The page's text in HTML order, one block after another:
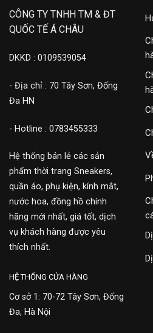
CÔNG TY TNHH TM & ĐT
QUỐC TẾ Á CHÂU
DKKD : 0109539054
- Địa chỉ : 70 Tây Sơn, Đống
Đa HN
- Hotline : 0783455333
Hệ thống bán lẻ các sản
phẩm thời trang Sneakers,
quần áo, phụ kiện, kính mắt,
nước hoa, đồng hồ chính
hãng mới nhất, giá tốt, dịch
vụ khách hàng được yêu
thích nhất.
HỆ THỐNG CỬA HÀNG
Cơ sở 1: 70-72 Tây Sơn, Đống
Đa, Hà Nội